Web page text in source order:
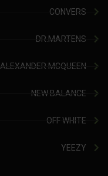
CONVERS
DR.MARTENS
ALEXANDER MCQUEEN
NEW BALANCE
OFF WHITE
YEEZY